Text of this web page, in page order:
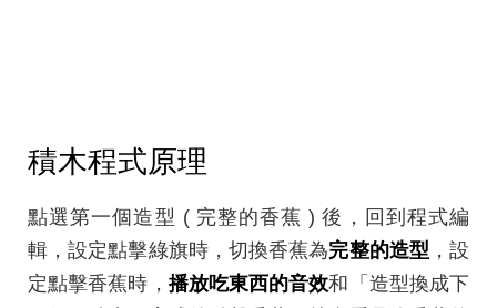
積木程式原理
點選第一個造型 ( 完整的香蕉 ) 後，回到程式編
輯，設定點擊綠旗時，切換香蕉為完整的造型 ，設
定點擊香蕉時， 播放吃東西的音效和「造型換成下